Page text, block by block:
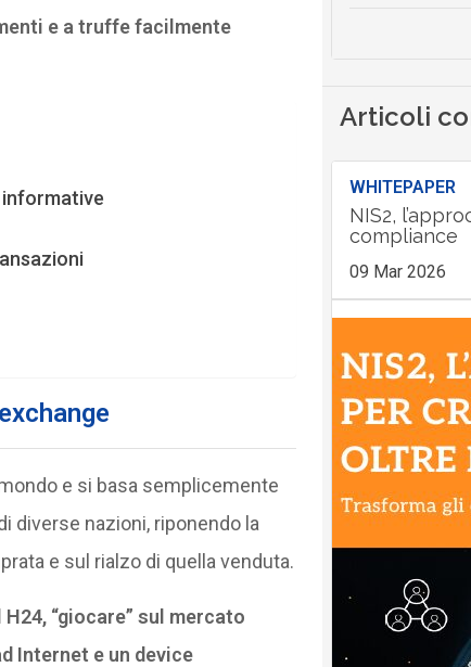
e a truffe facilmente
e si basa semplicemente
diverse nazioni, riponendo la
e sul rialzo di quella venduta.
“giocare” sul mercato
Internet e un device
Articoli
WHITEPAPER
NIS2,
compliance
09 Mar 2026